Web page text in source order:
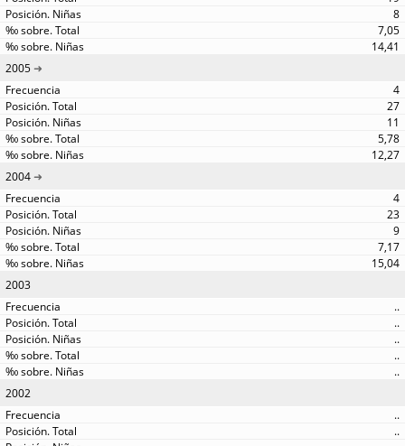
8
7,05
14,41
2005
4
27
11
5,78
12,27
2004
4
23
9
7,17
15,04
2003
..
..
..
..
..
2002
..
..